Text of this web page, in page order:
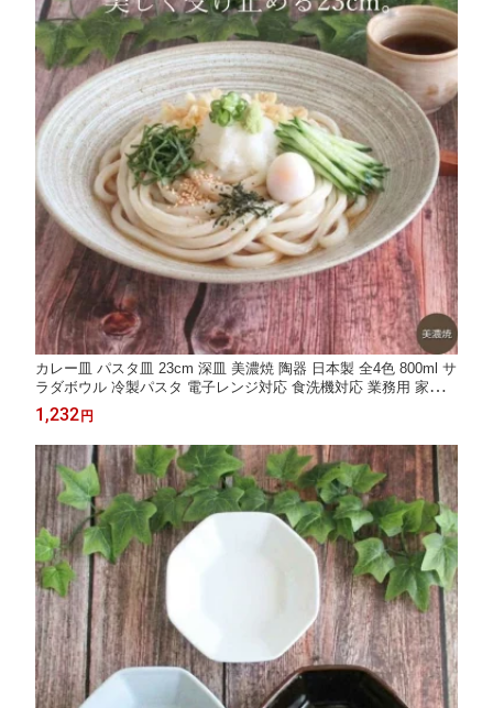
カレー皿 パスタ皿 23cm 深皿 美濃焼 陶器 日本製 全4色 800ml サ
ラダボウル 冷製パスタ 電子レンジ対応 食洗機対応 業務用 家庭用
ピンク ブルー ベージュ 黒
1,232円